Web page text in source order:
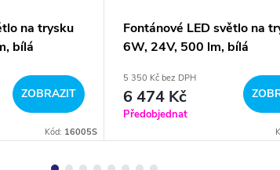
na trysku
bílá
ZOBRAZIT
Kód: 16005S
Fontánové LED světlo na
6W, 24V, 500 lm, bílá
5 350 Kč bez DPH
6 474 Kč
Předobjednat